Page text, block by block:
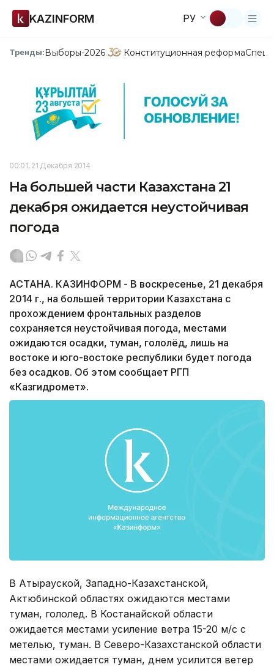
KAZINFORM РУ
Тренды:Выборы-2026 Конституционная реформа
00:01, 21 Декабря 2014
На большей части Казахстана 21
декабря ожидается неустойчивая
погода
АСТАНА. КАЗИНФОРМ - В воскресенье, 21 декабря
2014 г., на большей территории Казахстана с
прохождением фронтальных разделов
сохраняется неустойчивая погода, местами
ожидаются осадки, туман, гололёд, лишь на
востоке и юго-востоке республики будет погода
без осадков. Об этом сообщает РГП
«Казгидромет».
В Атырауской, Западно-Казахстанской,
Актюбинской областях ожидаются местами
туман, гололед. В Костанайской области
ожидается местами усиление ветра 15-20 м/с с
метелью, туман. В Северо-Казахстанской области
местами ожидается туман, днем усилится ветер